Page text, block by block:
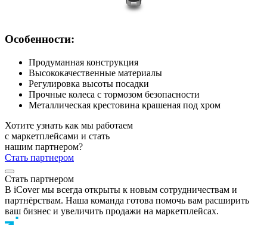
Особенности:
Продуманная конструкция
Высококачественные материалы
Регулировка высоты посадки
Прочные колеса с тормозом безопасности
Металлическая крестовина крашеная под хром
Хотите узнать как мы работаем
с маркетплейсами и стать
нашим партнером?
Стать партнером
Стать партнером
В iCover мы всегда открыты к новым сотрудничествам и
партнёрствам. Наша команда готова помочь вам расширить
ваш бизнес и увеличить продажи на маркетплейсах.